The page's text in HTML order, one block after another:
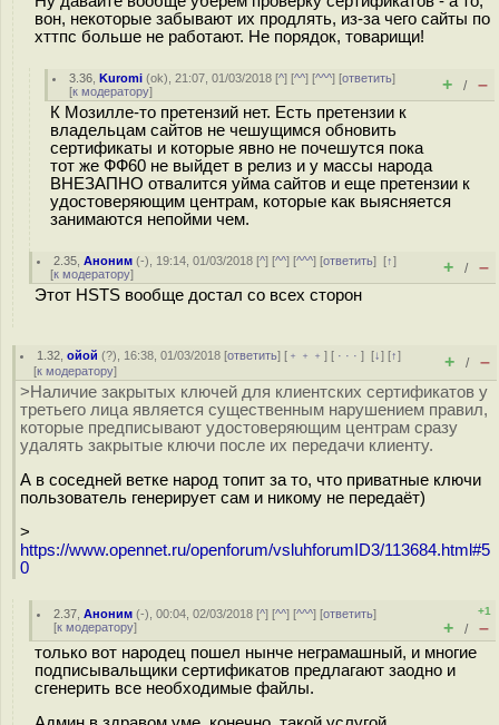
вон, некоторые забывают их продлять, из-за чего сайты по
хттпс больше не работают. Не порядок, товарищи!
3.36 ,Kuromi (ok), 21:07, 01/03/2018 [^] [^^] [^^^] [ответить]
[к модератору] + / –
К Мозилле-то претензий нет. Есть претензии к
владельцам сайтов не чешущимся обновить
сертификаты и которые явно не почешутся пока
тот же ФФ60 не выйдет в релиз и у массы народа
ВНЕЗАПНО отвалится уйма сайтов и еще претензии к
удостоверяющим центрам, которые как выясняется
занимаются непойми чем.
2.35 ,Аноним (-), 19:14, 01/03/2018 [^] [^^] [^^^] [ответить][↑]
[к модератору] + / –
Этот HSTS вообще достал со всех сторон
1.32 ,ойой (?), 16:38, 01/03/2018 [ответить] [ ﹢﹢﹢] [ · · ·][↓] [↑]
[к модератору] + / –
>Наличие закрытых ключей для клиентских сертификатов у
третьего лица является существенным нарушением правил,
которые предписывают удостоверяющим центрам сразу
удалять закрытые ключи после их передачи клиенту.
А в соседней ветке народ топит за то, что приватные ключи
пользователь генерирует сам и никому не передаёт)
>
https://www.opennet.ru/openforum/vsluhforumID3/113684.html#5
0
2.37 ,Аноним (-), 00:04, 02/03/2018 [^] [^^] [^^^] [ответить]
[к модератору]
+1
+ / –
только вот народец пошел нынче неграмашный, и многие
подписывальщики сертификатов предлагают заодно и
сгенерить все необходимые файлы.